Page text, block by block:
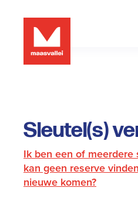
Sleutel(s)
Ik ben een of meerdere
kan geen reserve
nieuwe komen?